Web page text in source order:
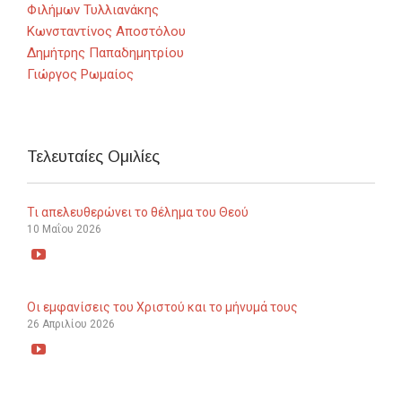
Φιλήμων Τυλλιανάκης
Κωνσταντίνος Αποστόλου
Δημήτρης Παπαδημητρίου
Γιώργος Ρωμαίος
Τελευταίες Ομιλίες
Τι απελευθερώνει το θέλημα του Θεού
10 Μαΐου 2026

Οι εμφανίσεις του Χριστού και το μήνυμά τους
26 Απριλίου 2026
